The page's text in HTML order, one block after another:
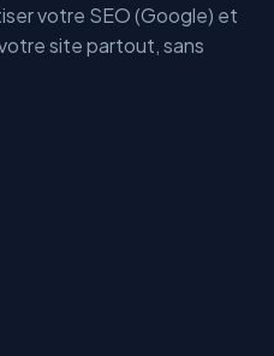
votre SEO (Google) et
site partout, sans